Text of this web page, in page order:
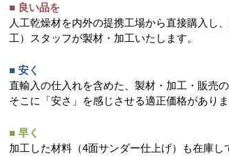
■ 良い品を
人工乾燥材を内外の提携工場から直接購入し
工）スタッフが製材・加工いたします。
■ 安く
直輸入の仕入れを含めた、製材・加工・販売の
そこに「安さ」を感じさせる適正価格がありま
■ 早く
加工した材料（4面サンダー仕上げ）も在庫し